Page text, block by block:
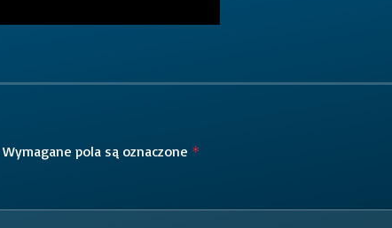
Wymagane pola są oznaczone *